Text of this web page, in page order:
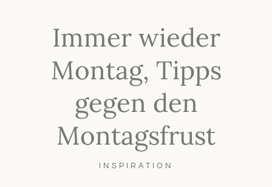
Immer wieder
Montag, Tipps
gegen den
Montagsfrust
INSPIRATION